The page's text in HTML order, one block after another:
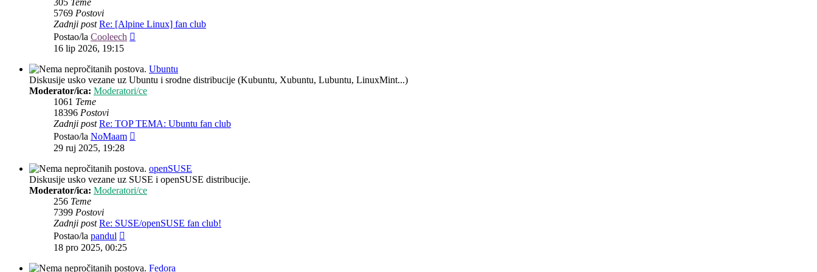
305 Teme
5769 Postovi
Zadnji post Re: [Alpine Linux] fan club
Postao/la Cooleech
16 lip 2026, 19:15
Ubuntu
Diskusije usko vezane uz Ubuntu i srodne distribucije (Kubuntu, Xubuntu, Lubuntu, LinuxMint...)
Moderator/ica: Moderatori/ce
1061 Teme
18396 Postovi
Zadnji post Re: TOP TEMA: Ubuntu fan club
Postao/la NoMaam
29 ruj 2025, 19:28
openSUSE
Diskusije usko vezane uz SUSE i openSUSE distribucije.
Moderator/ica: Moderatori/ce
256 Teme
7399 Postovi
Zadnji post Re: SUSE/openSUSE fan club!
Postao/la pandul
post
18 pro 2025, 00:25
Fedora